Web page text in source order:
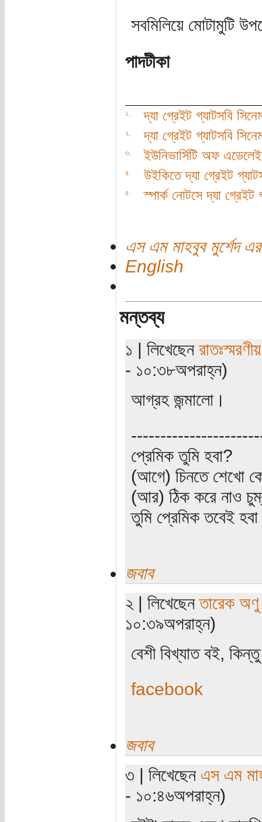
সবমিলিয়ে মোটামুটি
পাদটীকা
১. দ্যা গ্রেইট গ্যাটসবি
২. দ্যা গ্রেইট গ্যাটসবি
৩. ইউনিভার্সিটি অফ
৪. উইকিতে দ্যা গ্রেইট
৫. স্পার্ক নোটসে দ্যা গ্রেইট
এস এম মাহবুব মুর্শেদ
English
মন্তব্য
১ | লিখেছেন রাতঃস্মরণীয়
- ১০:৩৮অপরাহ্ন)
আগ্রহ জন্মালো।
প্রেমিক তুমি হবা?
(আগে) চিনতে শেখো
(আর) ঠিক করে নাও
তুমি প্রেমিক তবেই
জবাব
২ | লিখেছেনতারেক অণু
১০:৩৯অপরাহ্ন)
বেশী বিখ্যাত বই,
facebook
জবাব
৩ | লিখেছেন এস এম
- ১০:৪৬অপরাহ্ন)